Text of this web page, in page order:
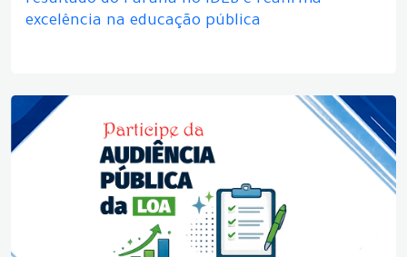
excelência na educação pública